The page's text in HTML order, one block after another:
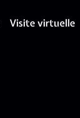
Visite virtuelle